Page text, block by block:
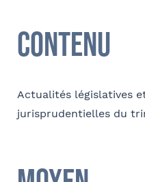
Contenu
Actualités législatives
jurisprudentielles du
Nom et Prénom